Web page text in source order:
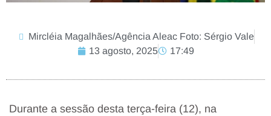
Mircléia Magalhães/Agência Aleac Foto: Sérgio Vale
13 agosto, 2025
17:49
Durante a sessão desta terça-feira (12), na